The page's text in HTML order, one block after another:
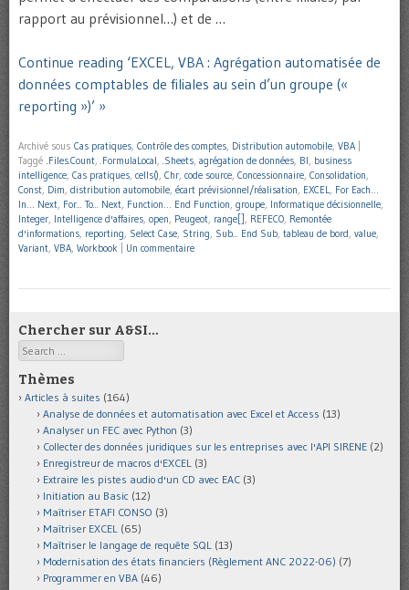
rapport au prévisionnel…) et de …
Continue reading ‘EXCEL, VBA : Agrégation automatisée de
données comptables de filiales au sein d’un groupe («
reporting »)’ »
Archivé sous Cas pratiques, Contrôle des comptes, Distribution automobile, VBA
Taggé .Files.Count, .FormulaLocal, .Sheets, agrégation de données, BI, business
intelligence, Cas pratiques, cells(), Chr, code source, Concessionnaire, Consolidation,
Const, Dim, distribution automobile, écart prévisionnel/réalisation, EXCEL, For Each…
In… Next, For... To... Next, Function… End Function, groupe, Informatique décisionnelle,
Integer, Intelligence d'affaires, open, Peugeot, range[] , REFECO, Remontée
d'informations, reporting, Select Case, String, Sub... End Sub, tableau de bord, value,
Variant, VBA, Workbook Un commentaire
Chercher sur A&SI…
Search
Thèmes
Articles à suites (164)
Analyse de données et automatisation avec Excel et Access (13)
Analyser un FEC avec Python (3)
Collecter des données juridiques sur les entreprises avec l'API SIRENE (2)
Enregistreur de macros d'EXCEL (3)
Extraire les pistes audio d'un CD avec EAC (3)
Initiation au Basic (12)
Maîtriser ETAFI CONSO (3)
Maîtriser EXCEL (65)
Maîtriser le langage de requête SQL (13)
Modernisation des états financiers (Règlement ANC 2022-06) (7)
Programmer en VBA (46)